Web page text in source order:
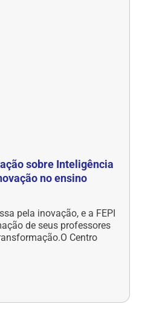
sobre Inteligência
no ensino
pela inovação, e a FEPI
de seus professores
Centro